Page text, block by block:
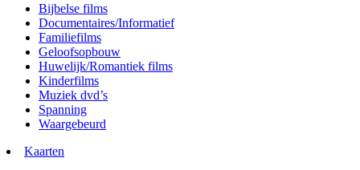
Bijbelse films
Documentaires/Informatief
Familiefilms
Geloofsopbouw
Huwelijk/Romantiek films
Kinderfilms
Muziek dvd’s
Spanning
Waargebeurd
Kaarten